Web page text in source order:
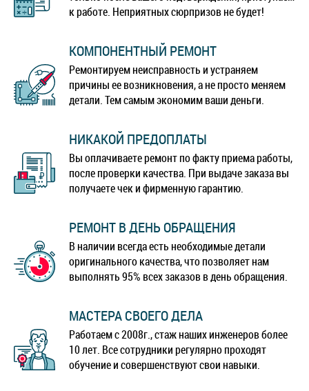
к работе. Неприятных сюрпризов не будет!
КОМПОНЕНТНЫЙ РЕМОНТ
Ремонтируем неисправность и устраняем
причины ее возникновения, а не просто меняем
детали. Тем самым экономим ваши деньги.
НИКАКОЙ ПРЕДОПЛАТЫ
Вы оплачиваете ремонт по факту приема работы,
после проверки качества. При выдаче заказа вы
получаете чек и фирменную гарантию.
РЕМОНТ В ДЕНЬ ОБРАЩЕНИЯ
В наличии всегда есть необходимые детали
оригинального качества, что позволяет нам
выполнять 95% всех заказов в день обращения.
МАСТЕРА СВОЕГО ДЕЛА
Работаем с 2008г., стаж наших инженеров более
10 лет. Все сотрудники регулярно проходят
обучение и совершенствуют свои навыки.